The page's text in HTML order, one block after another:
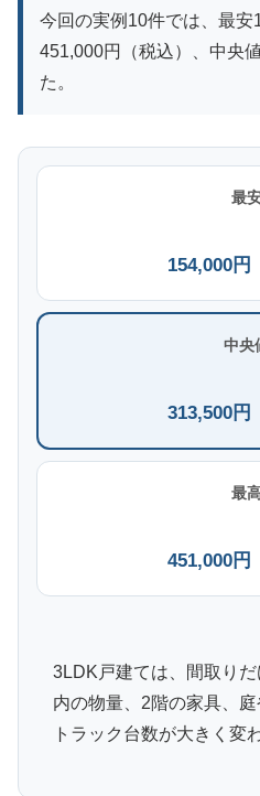
今回の実例10件では、最
451,000円（税込）、中央
た。
最
154,000円
中央
313,500円
最
451,000円
3LDK戸建ては、間取り
内の物量、2階の家具、
トラック台数が大きく変